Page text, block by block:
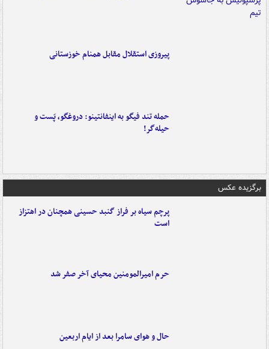
پیروزی استقلال مقابل همنام خوزستانی
حمله تند فیگو به اینفانتینو: دروغگو، پَست‌ و
حیله‌گر!
برگزیده عکس
پرچم سیاه بر فراز گنبد حسینی همچنان در اهتزاز
است
حرم امیرالمومنین محیای آخر صفر شد
حال و هوای سامرا بعد از ایام اربعین